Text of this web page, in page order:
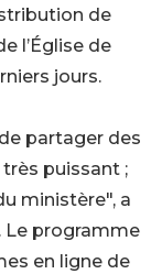
de
l’Église de
jours.
partager des
puissant ;
ministère", a
Le programme
en ligne de